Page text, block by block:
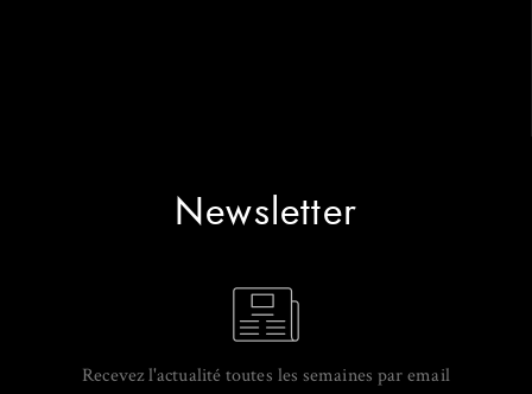
Newsletter
Recevez l'actualité toutes les semaines par email